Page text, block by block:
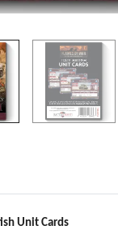
Unit Cards